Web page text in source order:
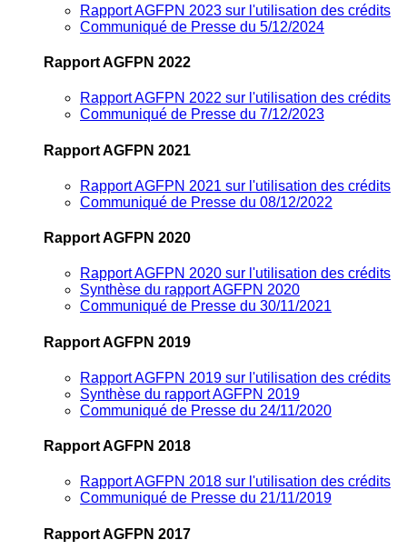
Rapport AGFPN 2023 sur l'utilisation des crédits
Communiqué de Presse du 5/12/2024
Rapport AGFPN 2022
Rapport AGFPN 2022 sur l'utilisation des crédits
Communiqué de Presse du 7/12/2023
Rapport AGFPN 2021
Rapport AGFPN 2021 sur l'utilisation des crédits
Communiqué de Presse du 08/12/2022
Rapport AGFPN 2020
Rapport AGFPN 2020 sur l'utilisation des crédits
Synthèse du rapport AGFPN 2020
Communiqué de Presse du 30/11/2021
Rapport AGFPN 2019
Rapport AGFPN 2019 sur l'utilisation des crédits
Synthèse du rapport AGFPN 2019
Communiqué de Presse du 24/11/2020
Rapport AGFPN 2018
Rapport AGFPN 2018 sur l'utilisation des crédits
Communiqué de Presse du 21/11/2019
Rapport AGFPN 2017